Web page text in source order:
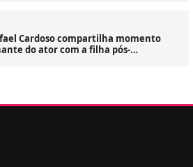
Cardoso compartilha momento
do ator com a filha pós-